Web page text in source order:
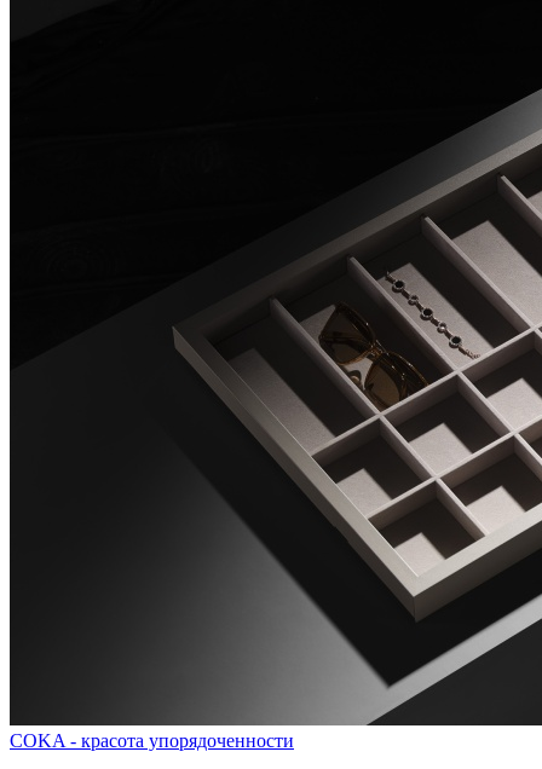
COKA - красота упорядоченности